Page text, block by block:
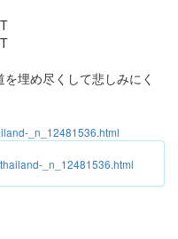
埋め尽くして悲しみにく
_n_12481536.html
_n_12481536.html